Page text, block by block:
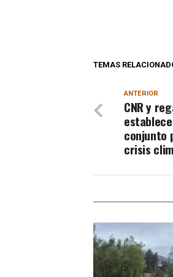
TEMAS
ANTERIOR
CNR y
conjunto
crisis